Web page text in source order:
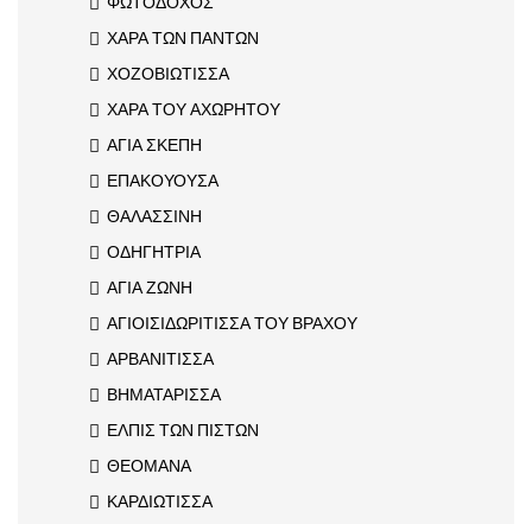
ΧΑΡΑ ΤΩΝ ΠΑΝΤΩΝ
ΧΟΖΟΒΙΩΤΙΣΣΑ
ΧΑΡΑ ΤΟΥ ΑΧΩΡΗΤΟΥ
ΑΓΙΑ ΣΚΕΠΗ
ΕΠΑΚΟΥΟΥΣΑ
ΘΑΛΑΣΣΙΝΗ
ΟΔΗΓΗΤΡΙΑ
ΑΓΙΑ ΖΩΝΗ
ΑΓΙΟΙΣΙΔΩΡΙΤΙΣΣΑ ΤΟΥ ΒΡΑΧΟΥ
ΑΡΒΑΝΙΤΙΣΣΑ
ΒΗΜΑΤΑΡΙΣΣΑ
ΕΛΠΙΣ ΤΩΝ ΠΙΣΤΩΝ
ΘΕΟΜΑΝΑ
ΚΑΡΔΙΩΤΙΣΣΑ